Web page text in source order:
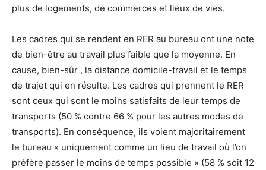
plus de logements, de commerces et lieux de vies.
Les cadres qui se rendent en RER au bureau ont une note
de bien-être au travail plus faible que la moyenne. En
cause, bien-sûr , la distance domicile-travail et le temps
de trajet qui en résulte. Les cadres qui prennent le RER
sont ceux qui sont le moins satisfaits de leur temps de
transports (50 % contre 66 % pour les autres modes de
transports). En conséquence, ils voient majoritairement
le bureau « uniquement comme un lieu de travail où l’on
préfère passer le moins de temps possible » (58 % soit 12